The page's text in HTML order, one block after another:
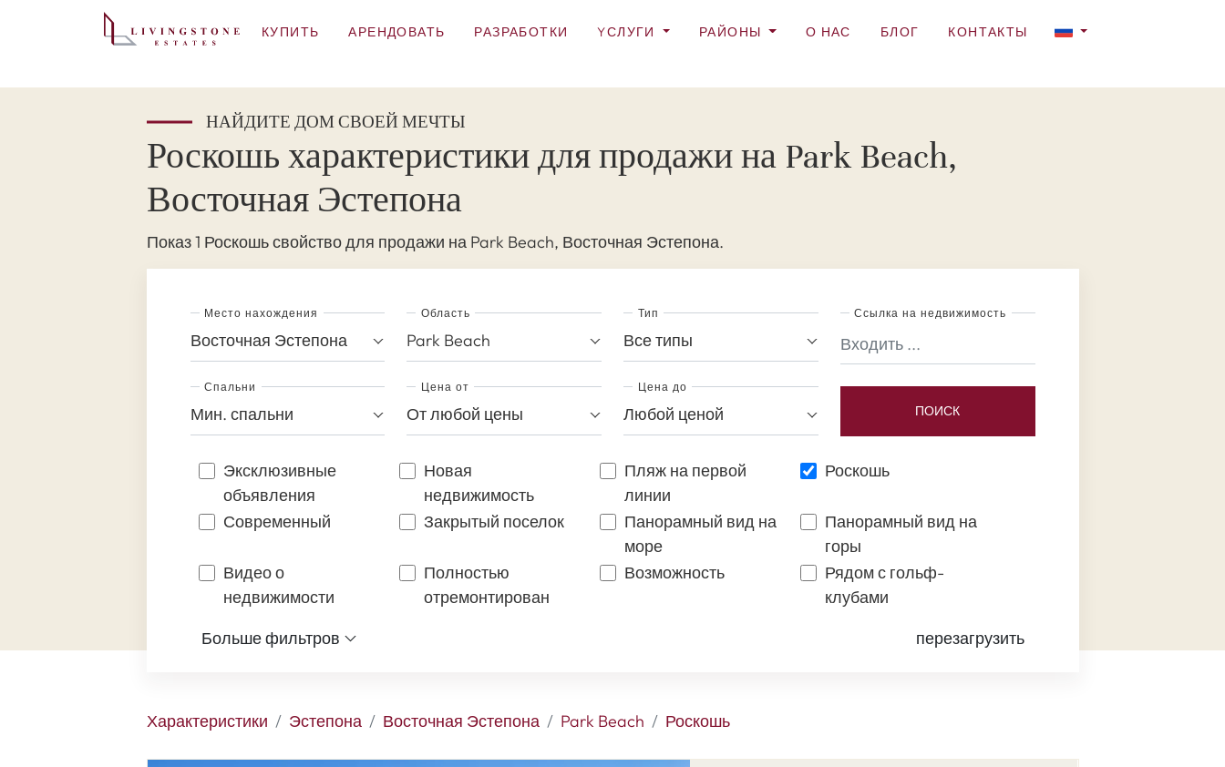
КУПИТЬ АРЕНДОВАТЬ РАЗРАБОТКИ YСЛУГИ РАЙОНЫ О НАС БЛОГ КОНТАКТЫ
НАЙДИТЕ ДОМ СВОЕЙ МЕЧТЫ
Роскошь характеристики для продажи на Park Beach,
Восточная Эстепона
Показ 1 Роскошь свойство для продажи на Park Beach, Восточная Эстепона.
Место нахождения
Восточная Эстепона
Область
Park Beach
Тип
Все типы
Ссылка на недвижимость
Спальни
Мин. спальни
Цена от
От любой цены
Цена до
Любой ценой ПОИСК
Эксклюзивные
объявления
Новая
недвижимость
Пляж на первой
линии
Роскошь
Современный Закрытый поселок
Панорамный вид на
море
Панорамный вид на
горы
Видео о
недвижимости
Полностью
отремонтирован
Возможность
Рядом с гольф-
клубами
Больше фильтров
перезагрузить
Характеристики Эстепона Восточная Эстепона Park Beach Роскошь